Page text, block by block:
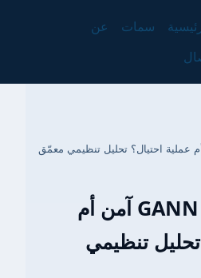
سمات
عن
هل GANN Markets آمن أم
تنظيمي